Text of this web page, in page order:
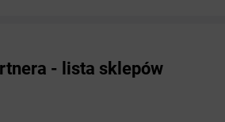
- lista sklepów